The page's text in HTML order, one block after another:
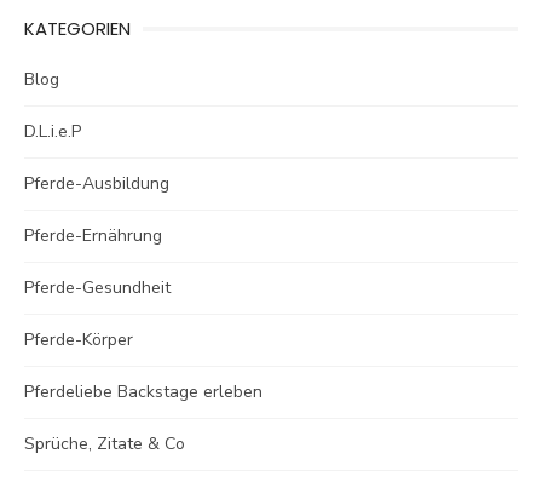
KATEGORIEN
Blog
D.L.i.e.P
Pferde-Ausbildung
Pferde-Ernährung
Pferde-Gesundheit
Pferde-Körper
Pferdeliebe Backstage erleben
Sprüche, Zitate & Co